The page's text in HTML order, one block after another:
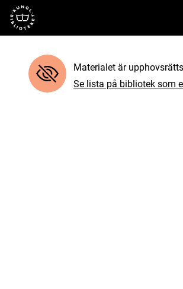
Till startsidan
Materialet är
Se lista på bibliotek som